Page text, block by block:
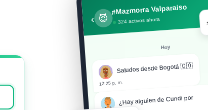
‹ 😈
#Mazmorra Valparaiso
324 activos ahora
Hoy
Saludos desde Bogotá 🇨🇴
12:25 p. m.
¿Hay alguien de Cundi por